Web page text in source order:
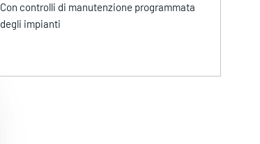
Con controlli di manutenzione programmata
degli impianti